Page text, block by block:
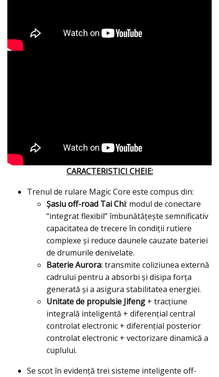
CARACTERISTICI CHEIE:
Trenul de rulare Magic Core este compus din:
Șasiu off-road Tai Chi: modul de conectare
“integrat flexibil” îmbunătățește semnificativ
capacitatea de trecere în condiții rutiere
complexe și reduce daunele cauzate bateriei
de drumurile denivelate.
Baterie Aurora: transmite coliziunea externă
cadrului pentru a absorbi și disipa forța
generată și a asigura stabilitatea energiei.
Unitate de propulsie Jifeng + tracțiune
integrală inteligentă + diferențial central
controlat electronic + diferențial posterior
controlat electronic + vectorizare dinamică a
cuplului.
Se scot în evidență trei sisteme inteligente off-